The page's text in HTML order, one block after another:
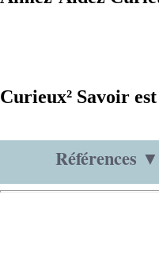
Curieux² Savoir
Références ▼